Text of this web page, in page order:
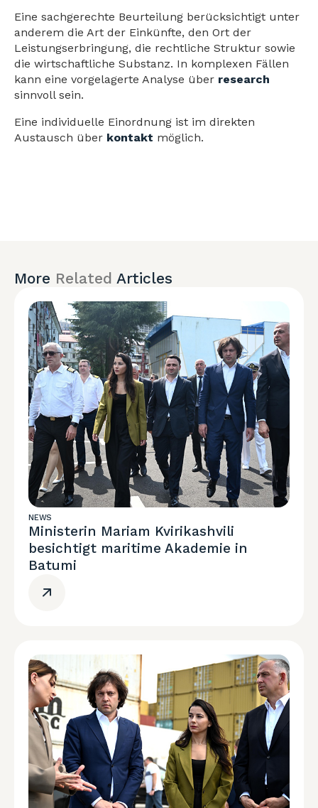
Eine sachgerechte Beurteilung berücksichtigt unter
anderem die Art der Einkünfte, den Ort der
Leistungserbringung, die rechtliche Struktur sowie
die wirtschaftliche Substanz. In komplexen Fällen
kann eine vorgelagerte Analyse über research
sinnvoll sein.
Eine individuelle Einordnung ist im direkten
Austausch über kontakt möglich.
More Related Articles
NEWS
Ministerin Mariam Kvirikashvili
besichtigt maritime Akademie in
Batumi